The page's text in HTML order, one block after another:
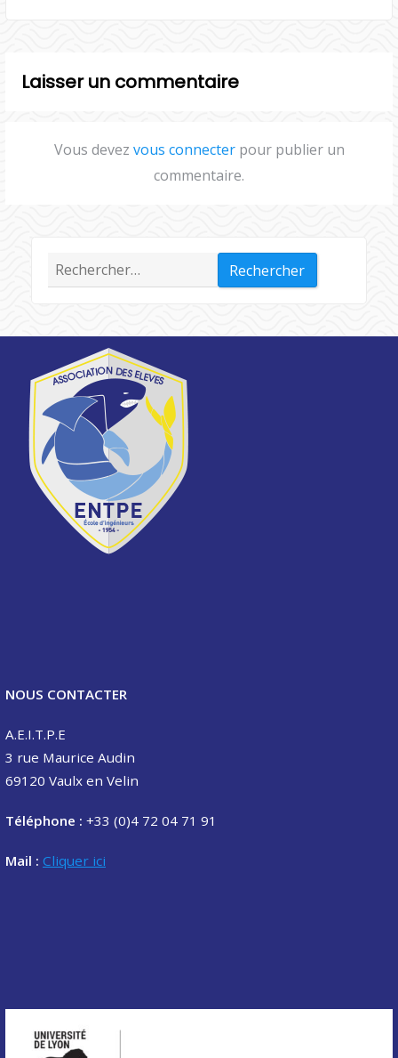
Laisser un commentaire
Vous devez vous connecterpour publier un
commentaire.
Rechercher :
NOUS CONTACTER
A.E.I.T.P.E
3 rue Maurice Audin
69120 Vaulx en Velin
Téléphone : +33 (0)4 72 04 71 91
Mail : Cliquer ici